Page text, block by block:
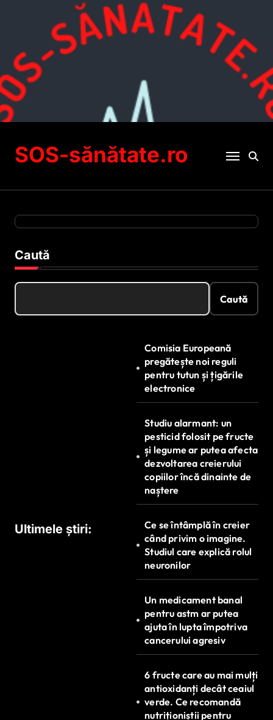
SOS-sănătate.ro
Caută
Caută
Ultimele știri:
Comisia Europeană
pregătește noi reguli
pentru tutun și țigările
electronice
Studiu alarmant: un
pesticid folosit pe fructe
și legume ar putea afecta
dezvoltarea creierului
copiilor încă dinainte de
naștere
Ce se întâmplă în creier
când privim o imagine.
Studiul care explică rolul
neuronilor
Un medicament banal
pentru astm ar putea
ajuta în lupta împotriva
cancerului agresiv
6 fructe care au mai mulți
antioxidanți decât ceaiul
verde. Ce recomandă
nutriționiștii pentru